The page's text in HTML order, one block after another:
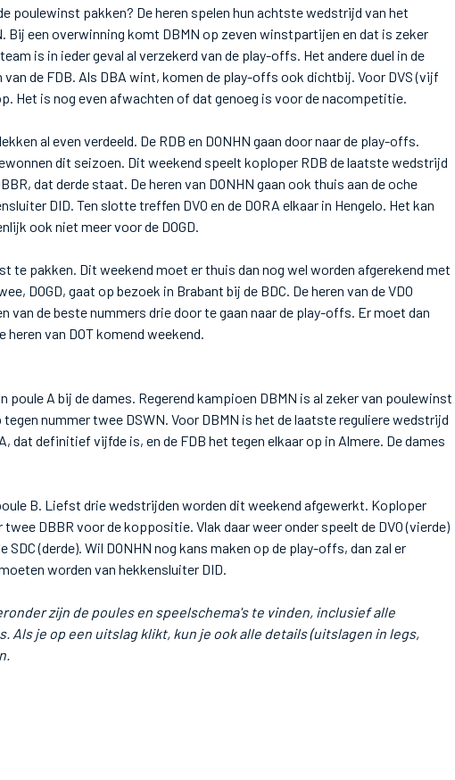
poulewinst pakken? De heren spelen hun achtste wedstrijd van het
Bij een overwinning komt DBMN op zeven winstpartijen en dat is zeker
is in ieder geval al verzekerd van de play-offs. Het andere duel in de
van de FDB. Als DBA wint, komen de play-offs ook dichtbij. Voor DVS (vijf
Het is nog even afwachten of dat genoeg is voor de nacompetitie.
al even verdeeld. De RDB en DONHN gaan door naar de play-offs.
dit seizoen. Dit weekend speelt koploper RDB de laatste wedstrijd
dat derde staat. De heren van DONHN gaan ook thuis aan de oche
DID. Ten slotte treffen DVO en de DORA elkaar in Hengelo. Het kan
ook niet meer voor de DOGD.
te pakken. Dit weekend moet er thuis dan nog wel worden afgerekend met
DOGD, gaat op bezoek in Brabant bij de BDC. De heren van de VDO
van de beste nummers drie door te gaan naar de play-offs. Er moet dan
van DOT komend weekend.
poule A bij de dames. Regerend kampioen DBMN is al zeker van poulewinst
nummer twee DSWN. Voor DBMN is het de laatste reguliere wedstrijd
dat definitief vijfde is, en de FDB het tegen elkaar op in Almere. De dames
B. Liefst drie wedstrijden worden dit weekend afgewerkt. Koploper
DBBR voor de koppositie. Vlak daar weer onder speelt de DVO (vierde)
SDC (derde). Wil DONHN nog kans maken op de play-offs, dan zal er
worden van hekkensluiter DID.
zijn de poules en speelschema's te vinden, inclusief alle
Als je op een uitslag klikt, kun je ook alle details (uitslagen in legs,